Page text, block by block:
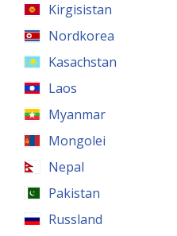
Kirgisistan
Nordkorea
Kasachstan
Laos
Myanmar
Mongolei
Nepal
Pakistan
Russland